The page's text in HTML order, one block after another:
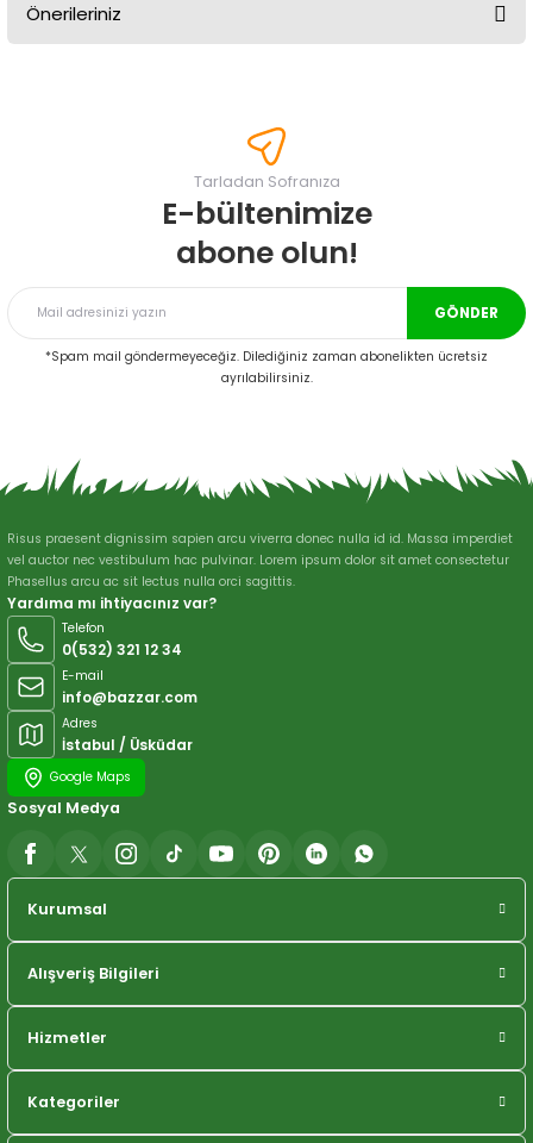
Önerileriniz
Görüş ve önerileriniz için teşekkür ederiz.
Ürün resmi kalitesiz, bozuk veya görüntülenemiyor.
Ürün bilgilerinde hatalar bulunuyor.
Bu ürüne benzer farklı alternatifler olmalı.
Gönder
Tarladan Sofranıza
E-bültenimize
abone olun!
GÖNDER
*Spam mail göndermeyeceğiz. Dilediğiniz zaman abonelikten ücretsiz
ayrılabilirsiniz.
Risus praesent dignissim sapien arcu viverra donec nulla id id. Massa imperdiet
vel auctor nec vestibulum hac pulvinar. Lorem ipsum dolor sit amet consectetur
Phasellus arcu ac sit lectus nulla orci sagittis.
Yardıma mı ihtiyacınız var?
Telefon
0(532) 321 12 34
E-mail
info@bazzar.com
Adres
İstabul / Üsküdar
Google Maps
Kurumsal
Alışveriş Bilgileri
Hizmetler
Kategoriler
Sosyal Medya